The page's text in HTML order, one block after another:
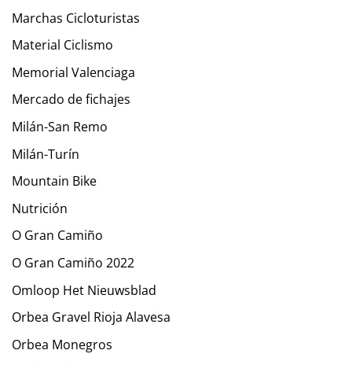
Marchas Cicloturistas
Material Ciclismo
Memorial Valenciaga
Mercado de fichajes
Milán-San Remo
Milán-Turín
Mountain Bike
Nutrición
O Gran Camiño
O Gran Camiño 2022
Omloop Het Nieuwsblad
Orbea Gravel Rioja Alavesa
Orbea Monegros